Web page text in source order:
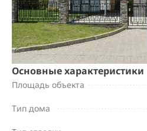
Основные характеристики
Площадь объекта
Тип дома